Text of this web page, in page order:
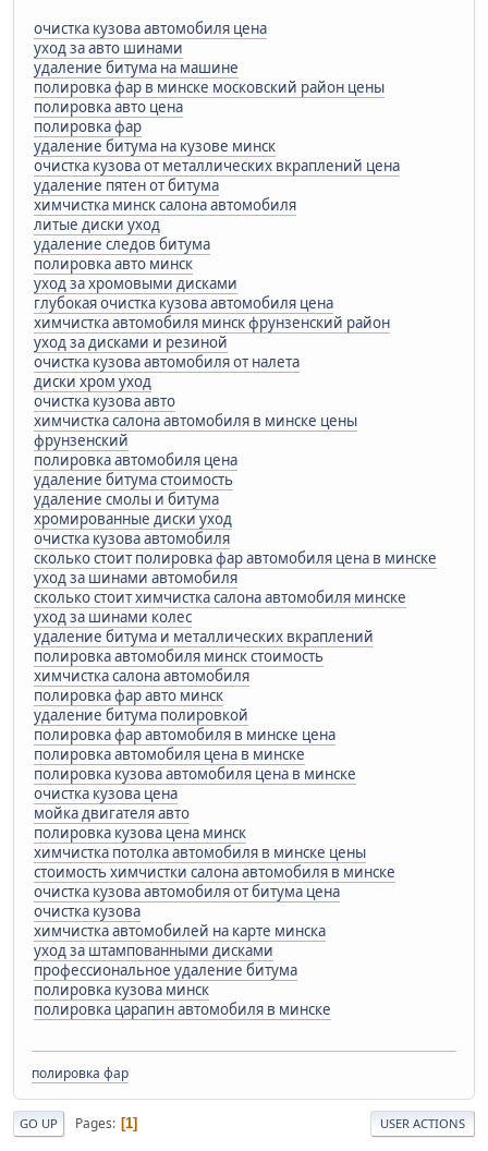
очистка кузова автомобиля цена
уход за авто шинами
удаление битума на машине
полировка фар в минске московский район цены
полировка авто цена
полировка фар
удаление битума на кузове минск
очистка кузова от металлических вкраплений цена
удаление пятен от битума
химчистка минск салона автомобиля
литые диски уход
удаление следов битума
полировка авто минск
уход за хромовыми дисками
глубокая очистка кузова автомобиля цена
химчистка автомобиля минск фрунзенский район
уход за дисками и резиной
очистка кузова автомобиля от налета
диски хром уход
очистка кузова авто
химчистка салона автомобиля в минске цены
фрунзенский
полировка автомобиля цена
удаление битума стоимость
удаление смолы и битума
хромированные диски уход
очистка кузова автомобиля
сколько стоит полировка фар автомобиля цена в минске
уход за шинами автомобиля
сколько стоит химчистка салона автомобиля минске
уход за шинами колес
удаление битума и металлических вкраплений
полировка автомобиля минск стоимость
химчистка салона автомобиля
полировка фар авто минск
удаление битума полировкой
полировка фар автомобиля в минске цена
полировка автомобиля цена в минске
полировка кузова автомобиля цена в минске
очистка кузова цена
мойка двигателя авто
полировка кузова цена минск
химчистка потолка автомобиля в минске цены
стоимость химчистки салона автомобиля в минске
очистка кузова автомобиля от битума цена
очистка кузова
химчистка автомобилей на карте минска
уход за штампованными дисками
профессиональное удаление битума
полировка кузова минск
полировка царапин автомобиля в минске
полировка фар
GO UP Pages 1 USER ACTIONS